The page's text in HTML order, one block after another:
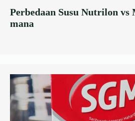
Perbedaan Susu Nutrilon vs
mana